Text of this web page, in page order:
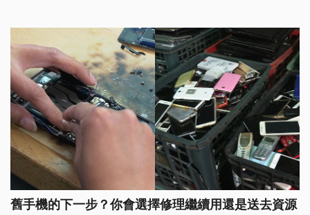
舊手機的下一步？你會選擇修理繼續用還是送去資源